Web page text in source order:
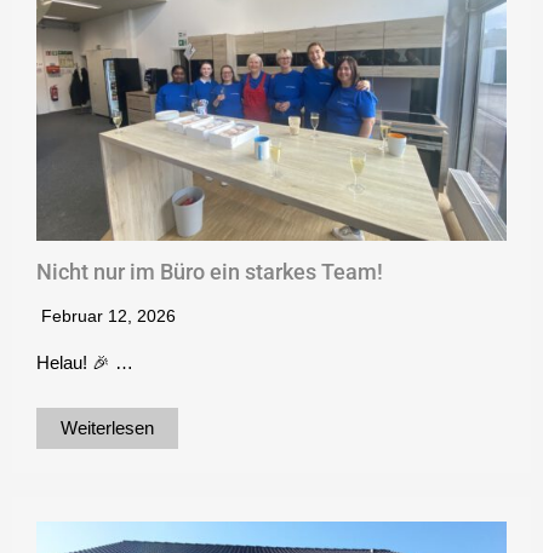
Nicht nur im Büro ein starkes Team!
Februar 12, 2026
Helau! 🎉 …
Weiterlesen